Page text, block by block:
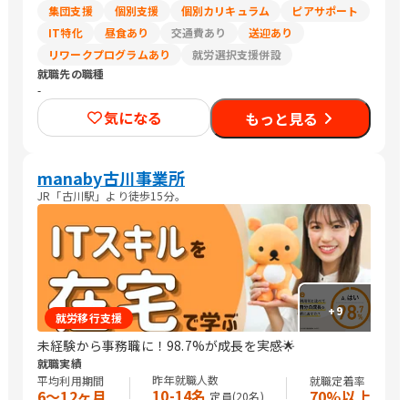
集団支援
個別支援 個別カリキュラム
ピアサポート
IT特化
昼食あり 交通費あり
送迎あり
リワークプログラムあり
就労選択支援併設
就職先の職種
-
気になる もっと見る
manaby古川事業所
JR「古川駅」より徒歩15分。
+9
就労移行支援
未経験から事務職に！98.7%が成長を実感🌟
就職実績
平均利用期間
昨年就職人数
10-14名 定員(20名)
就職定着率